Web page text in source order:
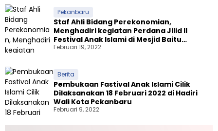
Pekanbaru
Staf Ahli Bidang Perekonomian,
Menghadiri kegiatan Perdana Jilid II
Festival Anak Islami di Mesjid Baitu
Rahman
Februari 19, 2022
Berita
Pembukaan Fastival Anak Islami Cilik
Dilaksanakan 18 Februari 2022 di Hadiri
Wali Kota Pekanbaru
Februari 9, 2022